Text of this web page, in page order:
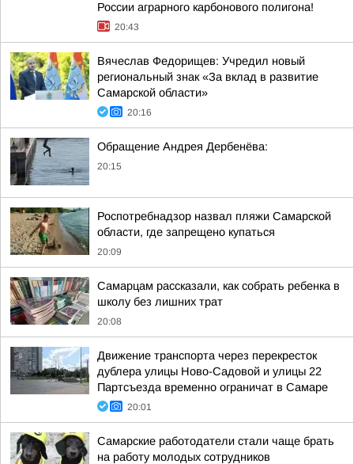
России аграрного карбонового полигона!
20:43
Вячеслав Федорищев: Учредил новый
региональный знак «За вклад в развитие
Самарской области»
20:16
Обращение Андрея Дербенёва:
20:15
Роспотребнадзор назвал пляжи Самарской
области, где запрещено купаться
20:09
Самарцам рассказали, как собрать ребенка в
школу без лишних трат
20:08
Движение транспорта через перекресток
дублера улицы Ново-Садовой и улицы 22
Партсъезда временно ограничат в Самаре
20:01
Самарские работодатели стали чаще брать
на работу молодых сотрудников